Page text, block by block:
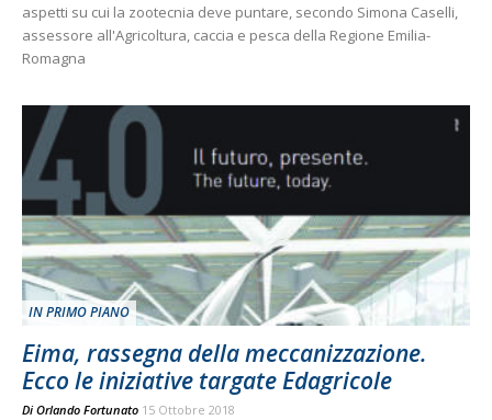
aspetti su cui la zootecnia deve puntare, secondo Simona Caselli,
assessore all'Agricoltura, caccia e pesca della Regione Emilia-
Romagna
IN PRIMO PIANO
Eima, rassegna della meccanizzazione.
Ecco le iniziative targate Edagricole
Di Orlando Fortunato 15 Ottobre 2018